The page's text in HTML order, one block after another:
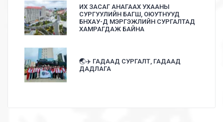
ИХ ЗАСАГ АНАГААХ УХААНЫ
СУРГУУЛИЙН БАГШ, ОЮУТНУУД
БНХАУ-Д МЭРГЭЖЛИЙН СУРГАЛТАД
ХАМРАГДАЖ БАЙНА
🌏✈️ ГАДААД СУРГАЛТ, ГАДААД
ДАДЛАГА